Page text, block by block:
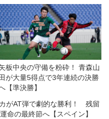
板中央の守備を粉砕！ 青森山
が大量5得点で3年連続の決勝
【準決勝】
がAT弾で劇的な勝利！ 残留
命の最終節へ【スペイン】